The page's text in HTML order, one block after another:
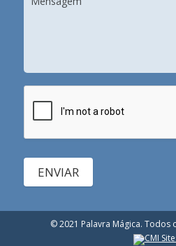
ENVIAR
© 2021 Palavra Mágica.